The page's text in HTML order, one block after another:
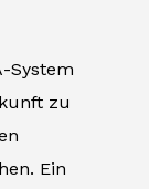
System
zu
Ein